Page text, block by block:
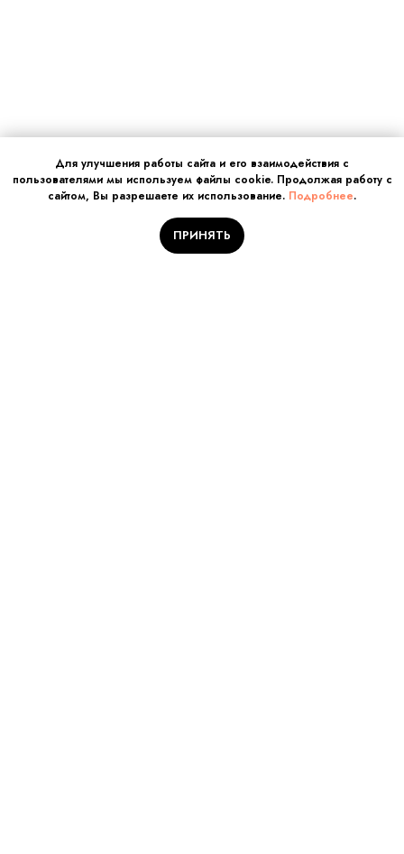
Для улучшения работы сайта и его взаимодействия с
пользователями мы используем файлы cookie. Продолжая работу с
сайтом, Вы разрешаете их использование. Подробнее.
ПРИНЯТЬ